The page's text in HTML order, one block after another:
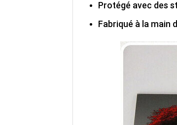
Protégé avec des
Fabriqué à la main